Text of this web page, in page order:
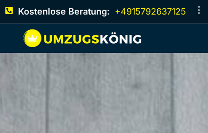
Kostenlose Beratung: +4915792637125